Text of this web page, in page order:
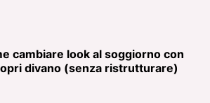
cambiare look al soggiorno con
divano (senza ristrutturare)